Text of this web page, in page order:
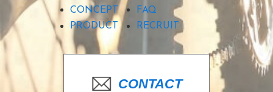
CONCEPT
FAQ
PRODUCT
RECRUIT
CONTACT